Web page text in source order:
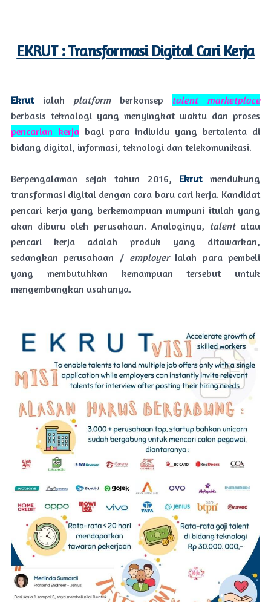
EKRUT :Transformasi Digital Cari Kerja
Ekrut ialah platform berkonsep
talent marketplace
berbasis teknologi yang menyingkat waktu dan proses
pencarian kerja bagi para individu yang bertalenta di
bidang digital, informasi, teknologi dan telekomunikasi.
Berpengalaman sejak tahun 2016, Ekrutmendukung
transformasi digital dengan cara baru cari kerja. Kandidat
pencari kerja yang berkemampuan mumpuni itulah yang
akan diburu oleh perusahaan. Analoginya, talentatau
pencari kerja adalah produk yang ditawarkan,
sedangkan perusahaan / employerIalah para pembeli
yang membutuhkan kemampuan tersebut untuk
mengembangkan usahanya.